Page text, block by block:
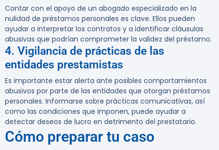
Contar con el apoyo de un abogado especializado en la
nulidad de préstamos personales es clave. Ellos pueden
ayudar a interpretar los contratos y a identificar cláusulas
abusivas que podrían comprometer la validez del préstamo.
4. Vigilancia de prácticas de las
entidades prestamistas
Es importante estar alerta ante posibles comportamientos
abusivos por parte de las entidades que otorgan préstamos
personales. Informarse sobre prácticas comunicativas, así
como las condiciones que imponen, puede ayudar a
detectar deseos de lucro en detrimento del prestatario.
Cómo preparar tu caso